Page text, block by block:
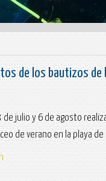
de los bautizos de
de julio y 6 de agosto
de verano en la playa de